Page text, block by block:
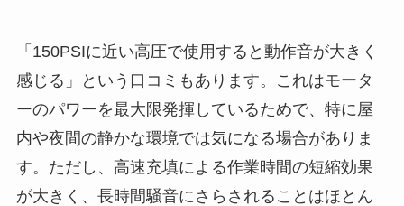
「150PSIに近い高圧で使用すると動作音が大きく
感じる」という口コミもあります。これはモータ
ーのパワーを最大限発揮しているためで、特に屋
内や夜間の静かな環境では気になる場合がありま
す。ただし、高速充填による作業時間の短縮効果
が大きく、長時間騒音にさらされることはほとん